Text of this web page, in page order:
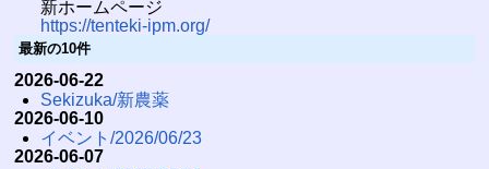
新ホームページ
https://tenteki-ipm.org/
最新の10件
2026-06-22
Sekizuka/新農薬
2026-06-10
イベント/2026/06/23
2026-06-07